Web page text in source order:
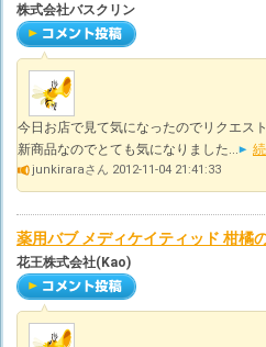
株式会社バスクリン
今日お店で見て気になったのでリクエス
新商品なのでとても気になりました...
junkiraraさん 2012-11-04 21:41:33
薬用バブ メディケイティッド 柑橘
花王株式会社(Kao)